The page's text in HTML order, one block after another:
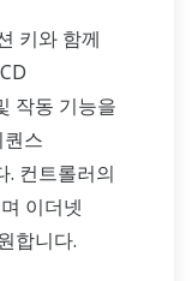
키와 함께
작동 기능을
스
. 컨트롤러의
이더넷
합니다.